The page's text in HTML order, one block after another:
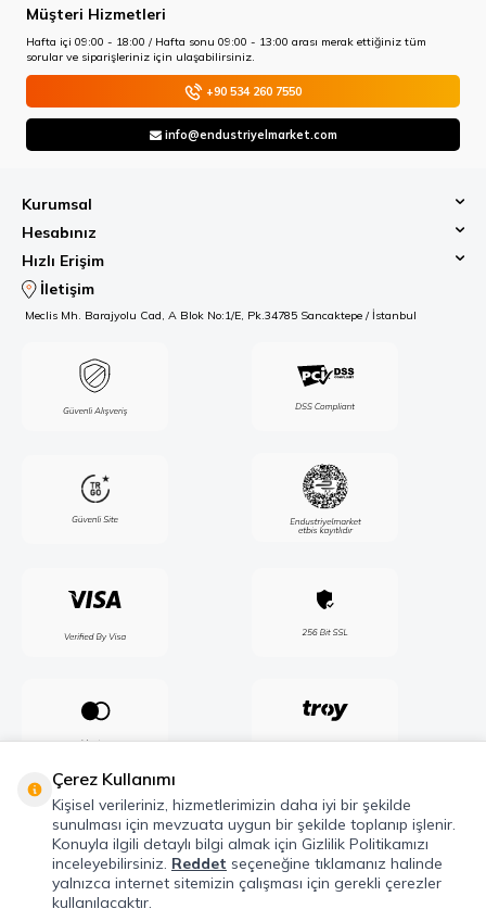
Müşteri Hizmetleri
Hafta içi 09:00 - 18:00 / Hafta sonu 09:00 - 13:00 arası merak ettiğiniz tüm
sorular ve siparişleriniz için ulaşabilirsiniz.
+90 534 260 7550
info@endustriyelmarket.com
Kurumsal
Hesabınız
Hızlı Erişim
İletişim
Meclis Mh. Barajyolu Cad, A Blok No:1/E, Pk.34785 Sancaktepe / İstanbul
Çerez Kullanımı
Kişisel verileriniz, hizmetlerimizin daha iyi bir şekilde
sunulması için mevzuata uygun bir şekilde toplanıp işlenir.
Konuyla ilgili detaylı bilgi almak için Gizlilik Politikamızı
inceleyebilirsiniz. Reddet seçeneğine tıklamanız halinde
yalnızca internet sitemizin çalışması için gerekli çerezler
kullanılacaktır.